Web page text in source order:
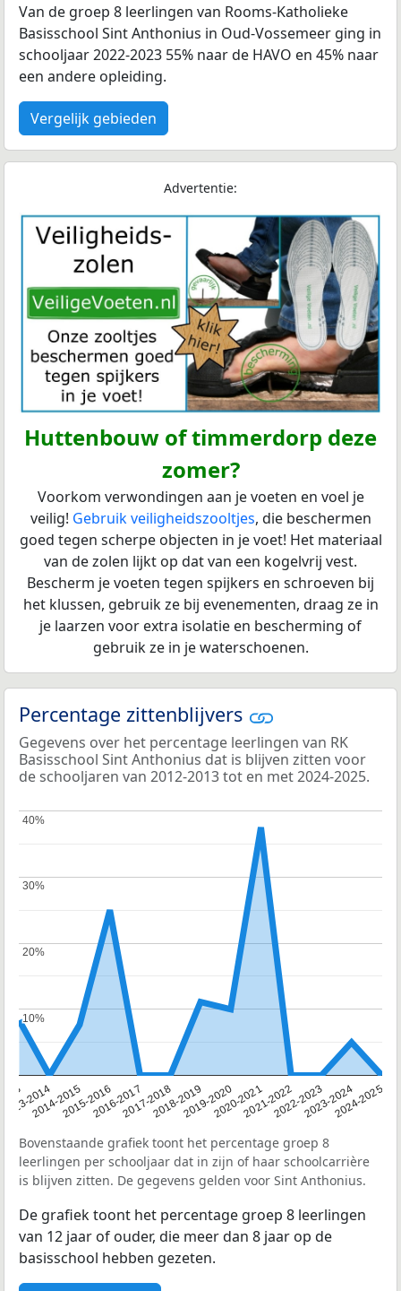
Van de groep 8 leerlingen van Rooms-Katholieke
Basisschool Sint Anthonius in Oud-Vossemeer ging in
schooljaar 2022-2023 55% naar de HAVO en 45% naar
een andere opleiding.
Vergelijk gebieden
Advertentie:
Huttenbouw of timmerdorp deze
zomer?
Voorkom verwondingen aan je voeten en voel je
veilig! Gebruik veiligheidszooltjes, die beschermen
goed tegen scherpe objecten in je voet! Het materiaal
van de zolen lijkt op dat van een kogelvrij vest.
Bescherm je voeten tegen spijkers en schroeven bij
het klussen, gebruik ze bij evenementen, draag ze in
je laarzen voor extra isolatie en bescherming of
gebruik ze in je waterschoenen.
Percentage zittenblijvers
Gegevens over het percentage leerlingen van RK
Basisschool Sint Anthonius dat is blijven zitten voor
de schooljaren van 2012-2013 tot en met 2024-2025.
2013-20142014-20152015-20162016-20172017-20182018-20192019-20202020-20212021-20222022-20232023-20242024-2025
10%
10%
20%
20%
30%
30%
40%
40%
Bovenstaande grafiek toont het percentage groep 8
leerlingen per schooljaar dat in zijn of haar schoolcarrière
is blijven zitten. De gegevens gelden voor Sint Anthonius.
De grafiek toont het percentage groep 8 leerlingen
van 12 jaar of ouder, die meer dan 8 jaar op de
basisschool hebben gezeten.